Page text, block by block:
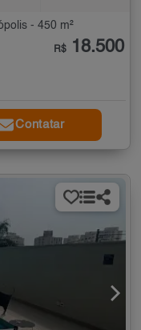
- 450 m²
R$ 18.500
Contatar